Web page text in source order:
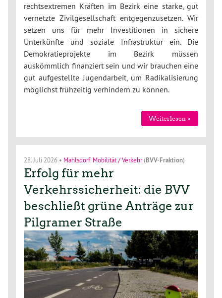
rechtsextremen Kräften im Bezirk eine starke, gut
vernetzte Zivilgesellschaft entgegenzusetzen. Wir
setzen uns für mehr Investitionen in sichere
Unterkünfte und soziale Infrastruktur ein. Die
Demokratieprojekte im Bezirk müssen
auskömmlich finanziert sein und wir brauchen eine
gut aufgestellte Jugendarbeit, um Radikalisierung
möglichst frühzeitig verhindern zu können.
Weiterlesen »
28. Juli 2026 • Mahlsdorf, Mobilität / Verkehr(BVV-Fraktion)
Erfolg für mehr
Verkehrssicherheit: die BVV
beschließt grüne Anträge zur
Pilgramer Straße